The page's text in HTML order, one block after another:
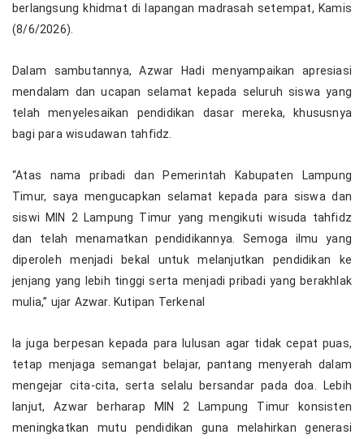
berlangsung khidmat di lapangan madrasah setempat, Kamis
(8/6/2026).
Dalam sambutannya, Azwar Hadi menyampaikan apresiasi
mendalam dan ucapan selamat kepada seluruh siswa yang
telah menyelesaikan pendidikan dasar mereka, khususnya
bagi para wisudawan tahfidz.
“Atas nama pribadi dan Pemerintah Kabupaten Lampung
Timur, saya mengucapkan selamat kepada para siswa dan
siswi MIN 2 Lampung Timur yang mengikuti wisuda tahfidz
dan telah menamatkan pendidikannya. Semoga ilmu yang
diperoleh menjadi bekal untuk melanjutkan pendidikan ke
jenjang yang lebih tinggi serta menjadi pribadi yang berakhlak
mulia,” ujar Azwar. Kutipan Terkenal
Ia juga berpesan kepada para lulusan agar tidak cepat puas,
tetap menjaga semangat belajar, pantang menyerah dalam
mengejar cita-cita, serta selalu bersandar pada doa. Lebih
lanjut, Azwar berharap MIN 2 Lampung Timur konsisten
meningkatkan mutu pendidikan guna melahirkan generasi